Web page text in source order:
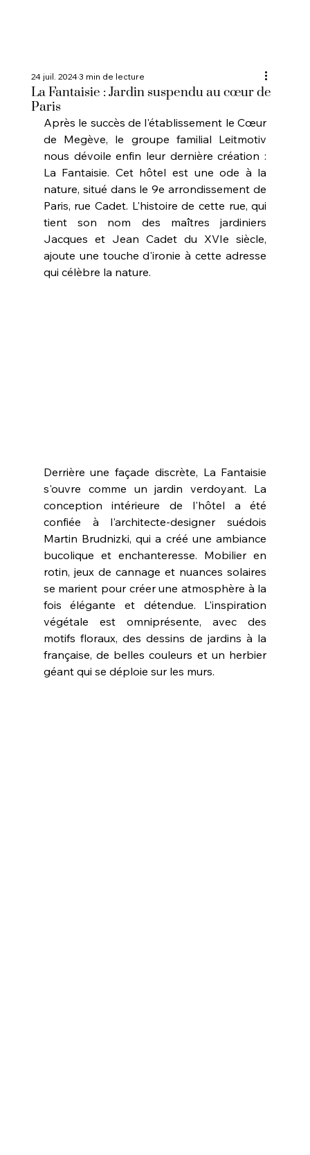
La Fantaisie : Jardin suspendu au cœur de
Paris
24 juil. 20243 min de lecture
Après le succès de l'établissement le Cœur
de Megève, le groupe familial Leitmotiv
nous dévoile enfin leur dernière création :
La Fantaisie. Cet hôtel est une ode à la
nature, situé dans le 9e arrondissement de
Paris, rue Cadet. L'histoire de cette rue, qui
tient son nom des maîtres jardiniers
Jacques et Jean Cadet du XVIe siècle,
ajoute une touche d'ironie à cette adresse
qui célèbre la nature.
Derrière une façade discrète, La Fantaisie
s'ouvre comme un jardin verdoyant. La
conception intérieure de l'hôtel a été
confiée à l'architecte-designer suédois
Martin Brudnizki, qui a créé une ambiance
bucolique et enchanteresse. Mobilier en
rotin, jeux de cannage et nuances solaires
se marient pour créer une atmosphère à la
fois élégante et détendue. L'inspiration
végétale est omniprésente, avec des
motifs floraux, des dessins de jardins à la
française, de belles couleurs et un herbier
géant qui se déploie sur les murs.